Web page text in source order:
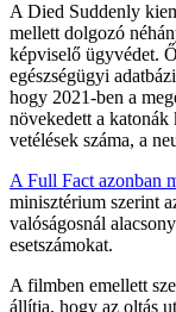
A Died Suddenly
mellett dolgozó
képviselő ügyvédet.
egészségügyi
hogy 2021-ben a
növekedett a katonák
vetélések száma, a
A Full Fact azonban
minisztérium szerint
valóságosnál
esetszámokat.
A filmben emellett
állítja, hogy az oltás